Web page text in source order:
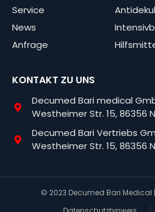
Service
News
Anfrage
KONTAKT ZU UNS
Decumed Bari medical
Westheimer Str. 15, 86356
Decumed Bari Vertriebs
Westheimer Str. 15, 86356
© 2023 Decumed Bari Medical